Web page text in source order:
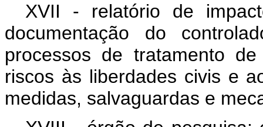
XVII - relatório de
documentação do
processos de tratamento
riscos às liberdades civis e
medidas, salvaguardas e